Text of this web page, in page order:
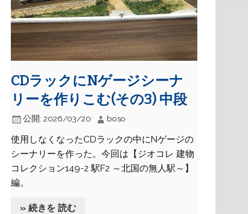
CDラックにNゲージシーナ
リーを作りこむ(その3) 中段
公開: 2026/03/20 boso
使用しなくなったCDラックの中にNゲージの
シーナリーを作った。今回は【ジオコレ 建物
コレクション149-2 駅F2 ～北国の無人駅～】
編。
» 続きを 読む